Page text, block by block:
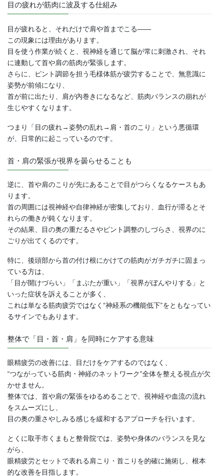
目の疲れが筋肉に波及する仕組み
目が疲れると、それだけで肩や首までこる――
この現象には理由があります。
目を使う作業が続くと、視神経を通じて脳が常に刺激され、それ
に連動して首や肩の筋肉が緊張します。
さらに、ピント調節を担う毛様体筋が疲労することで、無意識に
姿勢が前傾になり、
首が前に出たり、肩が内巻きになるなど、筋肉バランスの崩れが
生じやすくなります。
つまり「目の疲れ→姿勢の乱れ→肩・首のこり」という悪循環
が、日常的に起こっているのです。
首・肩の緊張が視界を曇らせることも
逆に、首や肩のこりが先にあることで目がつらくなるケースもあ
ります。
首の周囲には視神経や自律神経が密集しており、血行が滞るとそ
れらの働きが鈍くなります。
その結果、目の奥の重だるさやピント調整のしづらさ、視界のに
ごりが出てくるのです。
特に、後頭部から首の付け根にかけての筋肉がガチガチに固まっ
ている方は、
「目が開けづらい」「まぶたが重い」「視界がぼんやりする」と
いった症状を訴えることが多く、
これは単なる筋肉疲労ではなく“神経系の機能低下”をともなってい
るサインでもあります。
整体で「目・首・肩」を同時にケアする意味
眼精疲労の改善には、目だけをケアするのではなく、
“つながっている筋肉・神経のネットワーク”全体を整える視点が欠
かせません。
整体では、首や肩の緊張をゆるめることで、視神経や血流の流れ
をスムーズにし、
目の奥の重さやしみる感じを緩和するアプローチを行います。
とくに取手市くまもと整骨院では、姿勢や身体のバランスを見な
がら、
眼精疲労とセットで表れる肩こり・首こりを的確に施術し、根本
的な改善を目指します。